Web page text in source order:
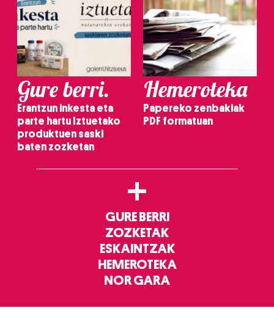
Gure berri.
Erantzun inkesta eta
parte hartu Iztuetako
produktuen saski
baten zozketan
Hemeroteka
Papereko zenbakiak
PDF formatuan
+
GURE BERRI
ZOZKETAK
ESKAINTZAK
HEMEROTEKA
NOR GARA